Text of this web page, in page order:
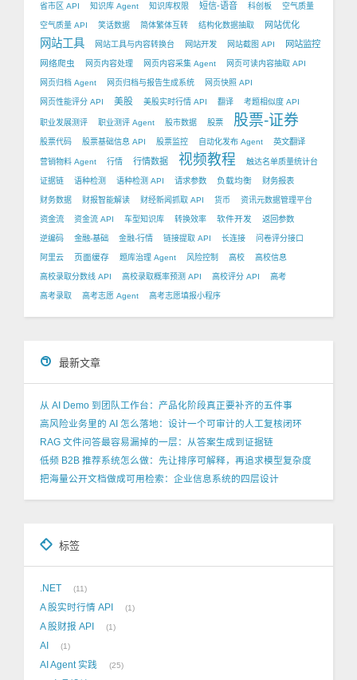
省市区 API 知识库 Agent 知识库权限 短信-语音 科创板 空气质量
空气质量 API 笑话数据 简体繁体互转 结构化数据抽取 网站优化
网站工具 网站工具与内容转换台 网站开发 网站截图 API
网站监控
网络爬虫
网页内容处理 网页内容采集 Agent 网页可读内容抽取 API
网页归档 Agent 网页归档与报告生成系统 网页快照 API
网页性能评分 API 美股 美股实时行情 API 翻译 考题相似度 API
职业发展测评 职业测评 Agent 股市数据 股票 股票-证券
股票代码 股票基础信息 API 股票监控 自动化发布 Agent 英文翻译
营销物料 Agent 行情 行情数据 视频教程 触达名单质量统计台
证据链 语种检测 语种检测 API 请求参数 负载均衡 财务报表
财务数据 财报智能解读 财经新闻抓取 API 货币 资讯元数据管理平台
资金流 资金流 API 车型知识库 转换效率 软件开发 返回参数
逆编码 金融-基础 金融-行情 链接提取 API 长连接 问卷评分接口
阿里云 页面缓存 题库治理 Agent 风险控制 高校 高校信息
高校录取分数线 API 高校录取概率预测 API 高校评分 API 高考
高考录取 高考志愿 Agent 高考志愿填报小程序
最新文章
从 AI Demo 到团队工作台：产品化阶段真正要补齐的五件事
高风险业务里的 AI 怎么落地：设计一个可审计的人工复核闭环
RAG 文件问答最容易漏掉的一层：从答案生成到证据链
低频 B2B 推荐系统怎么做：先让排序可解释，再追求模型复杂度
把海量公开文档做成可用检索：企业信息系统的四层设计
标签
.NET 11
A 股实时行情 API 1
A 股财报 API 1
AI 1
AI Agent 实践 25